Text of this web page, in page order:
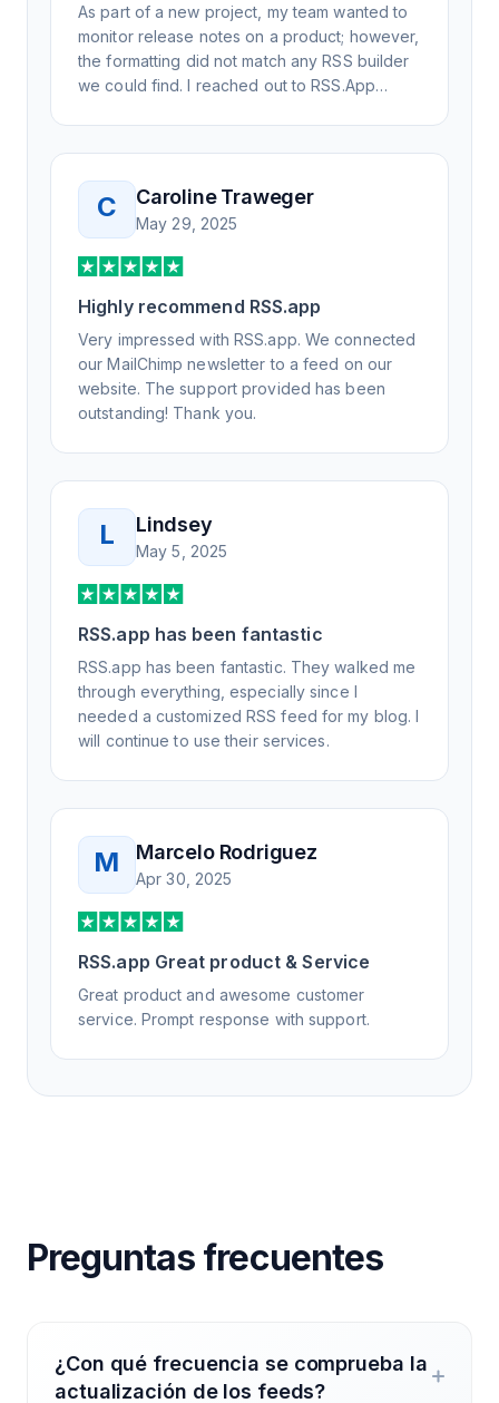
As part of a new project, my team wanted to
monitor release notes on a product; however,
the formatting did not match any RSS builder
we could find. I reached out to RSS.App
day, but I spoke to someone who was
knowledgeable, kind, and clearly wanted to
understand the issue. It has been a few
weeks, but after many revisions and direct
support, all of my release notes are in a way
that my users understand and find value in.
Honestly, it has been an exceptional
experience, and I will be pushing everyone I
know to RSS.app for their RSS needs.
C Caroline Traweger
May 29, 2025
Highly recommend RSS.app
Very impressed with RSS.app. We connected
our MailChimp newsletter to a feed on our
website. The support provided has been
outstanding! Thank you.
L Lindsey
May 5, 2025
RSS.app has been fantastic
RSS.app has been fantastic. They walked me
through everything, especially since I
needed a customized RSS feed for my blog. I
will continue to use their services.
M Marcelo Rodriguez
Apr 30, 2025
RSS.app Great product & Service
Great product and awesome customer
service. Prompt response with support.
Preguntas frecuentes
¿Con qué frecuencia se comprueba la
actualización de los feeds?